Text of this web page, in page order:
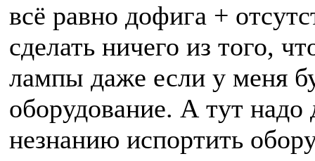
всё равно дофига +
сделать ничего из того,
лампы даже если у меня
оборудование. А тут
незнанию испортить